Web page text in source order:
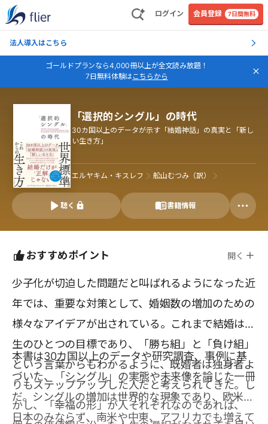
ログイン 会員登録 7日間無料
法人導入はこちら
ゴールドプランなら4,000冊以上が全文読み放題！
7日無料体験はこちらから
「選択的シングル」の時代
30カ国以上のデータが示す「結婚神話」の真実と「新し
い生き方」
エルヤキム・キスレフ 舩山むつみ（訳）
聴く 書籍情報
おすすめポイント 開く
少子化が切迫した問題だと叫ばれるようになった近
年では、重要な対策として、婚姻数の増加のための
様々なアイデアが出されている。これまで結婚は人
生のひとつの目標であり、「勝ち組」と「負け組」
という言葉からもわかるように、既婚者は独身者よ
りもステップアップした人だと考えられてきた。し
かし、「幸福の形」が人それぞれなのであれば、
本書は30カ国以上のデータや研究調査、事例に基
づいた、「シングル」の実態や未来像を論じた一冊
だ。シングルの増加は世界的な現象であり、欧米や
日本のみならず、南米や中東、アフリカでも増えて